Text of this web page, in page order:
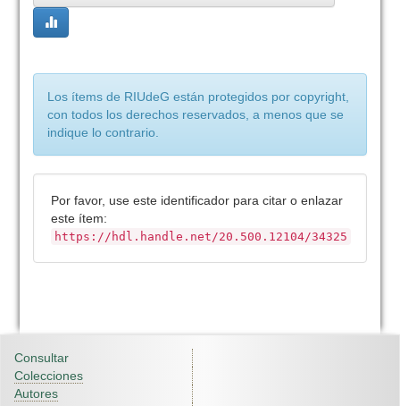
Los ítems de RIUdeG están protegidos por copyright,
con todos los derechos reservados, a menos que se
indique lo contrario.
Por favor, use este identificador para citar o enlazar
este ítem:
https://hdl.handle.net/20.500.12104/34325
Consultar
Colecciones
Autores